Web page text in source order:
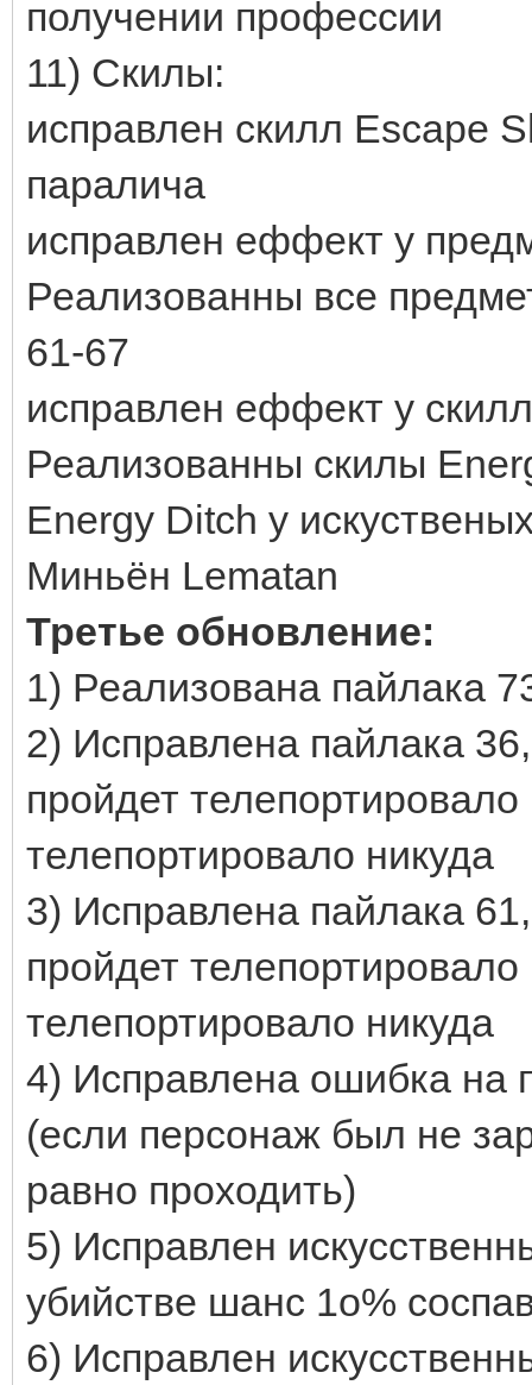
получении профессии
11) Скилы:
исправлен скилл Escape
паралича
исправлен еффект у
Реализованны все
61-67
исправлен еффект у
Реализованны скилы
Energy Ditch у
Миньён Lematan
Третье обновление:
1) Реализована пайлака
2) Исправлена пайлака
пройдет
телепортировало никуда
3) Исправлена пайлака
пройдет
телепортировало никуда
4) Исправлена ошибка на
(если персонаж был не
равно проходить)
5) Исправлен
убийстве шанс 1о%
6) Исправлен